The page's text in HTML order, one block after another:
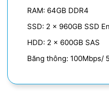
RAM: 64GB DDR4
SSD: 2 x 960GB SSD
HDD: 2 x 600GB SAS
Băng thông: 100Mbps/